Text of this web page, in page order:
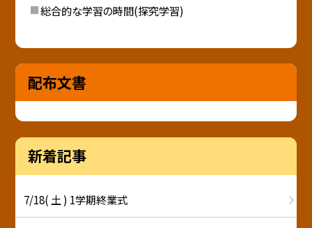
総合的な学習の時間(探究学習)
配布文書
新着記事
7/18( 土 ) 1学期終業式